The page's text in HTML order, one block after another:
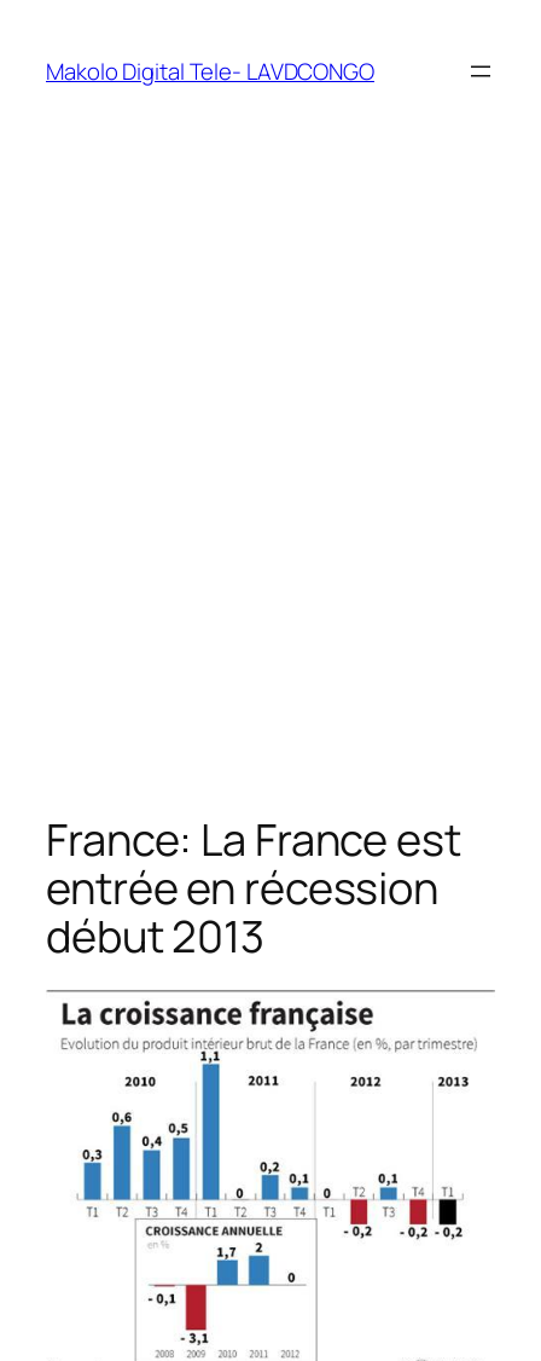
Makolo Digital Tele- LAVDCONGO
France: La France est
entrée en récession
début 2013